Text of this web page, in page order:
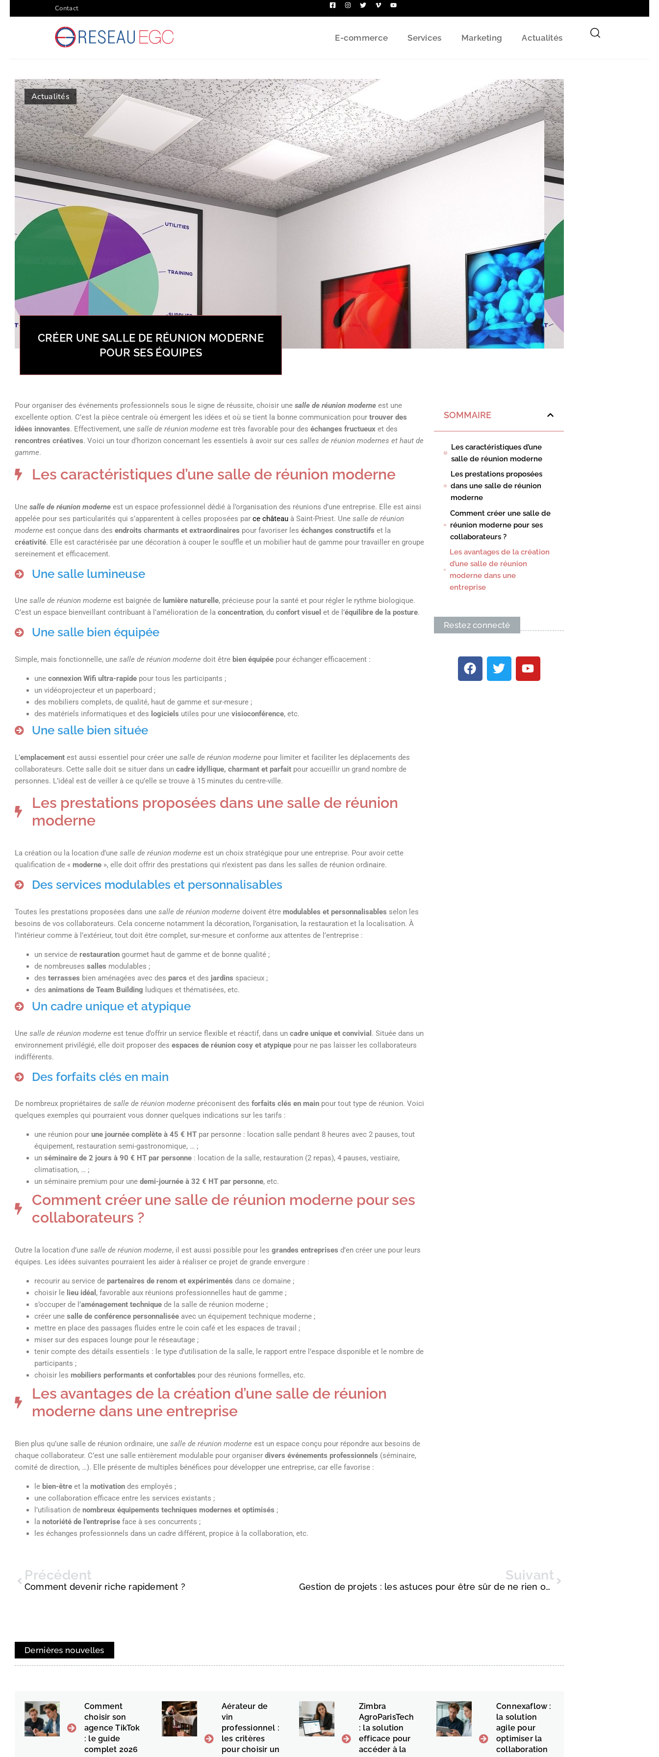
Contact
E-commerce Services Marketing Actualités
Actualités
CRÉER UNE SALLE DE RÉUNION MODERNE
POUR SES ÉQUIPES
Pour organiser des événements professionnels sous le signe de réussite, choisir une salle de réunion moderne est une
excellente option. C’est la pièce centrale où émergent les idées et où se tient la bonne communication pour trouver des
idées innovantes. Effectivement, une salle de réunion moderne est très favorable pour des échanges fructueux et des
rencontres créatives. Voici un tour d’horizon concernant les essentiels à avoir sur ces salles de réunion modernes et haut de
gamme.
Les caractéristiques d’une salle de réunion moderne
Une salle de réunion moderne est un espace professionnel dédié à l’organisation des réunions d’une entreprise. Elle est ainsi
appelée pour ses particularités qui s’apparentent à celles proposées par ce château à Saint-Priest. Une salle de réunion
moderne est conçue dans des endroits charmants et extraordinaires pour favoriser les échanges constructifs et la
créativité. Elle est caractérisée par une décoration à couper le souffle et un mobilier haut de gamme pour travailler en groupe
sereinement et efficacement.
Une salle lumineuse
Une salle de réunion moderne est baignée de lumière naturelle, précieuse pour la santé et pour régler le rythme biologique.
C’est un espace bienveillant contribuant à l’amélioration de la concentration, du confort visuel et de l’équilibre de la posture.
Une salle bien équipée
Simple, mais fonctionnelle, une salle de réunion moderne doit être bien équipée pour échanger efficacement :
une connexion Wifi ultra-rapide pour tous les participants ;
un vidéoprojecteur et un paperboard ;
des mobiliers complets, de qualité, haut de gamme et sur-mesure ;
des matériels informatiques et des logiciels utiles pour une visioconférence, etc.
Une salle bien située
L’emplacement est aussi essentiel pour créer une salle de réunion moderne pour limiter et faciliter les déplacements des
collaborateurs. Cette salle doit se situer dans un cadre idyllique, charmant et parfait pour accueillir un grand nombre de
personnes. L’idéal est de veiller à ce qu’elle se trouve à 15 minutes du centre-ville.
Les prestations proposées dans une salle de réunion
moderne
La création ou la location d’une salle de réunion moderne est un choix stratégique pour une entreprise. Pour avoir cette
qualification de « moderne », elle doit offrir des prestations qui n’existent pas dans les salles de réunion ordinaire.
Des services modulables et personnalisables
Toutes les prestations proposées dans une salle de réunion moderne doivent être modulables et personnalisables selon les
besoins de vos collaborateurs. Cela concerne notamment la décoration, l’organisation, la restauration et la localisation. À
l’intérieur comme à l’extérieur, tout doit être complet, sur-mesure et conforme aux attentes de l’entreprise :
un service de restauration gourmet haut de gamme et de bonne qualité ;
de nombreuses salles modulables ;
des terrasses bien aménagées avec des parcs et des jardins spacieux ;
des animations de Team Building ludiques et thématisées, etc.
Un cadre unique et atypique
Une salle de réunion moderne est tenue d’offrir un service flexible et réactif, dans un cadre unique et convivial . Située dans un
environnement privilégié, elle doit proposer des espaces de réunion cosy et atypique pour ne pas laisser les collaborateurs
indifférents.
Des forfaits clés en main
De nombreux propriétaires de salle de réunion moderne préconisent des forfaits clés en main pour tout type de réunion. Voici
quelques exemples qui pourraient vous donner quelques indications sur les tarifs :
une réunion pour une journée complète à 45 € HT par personne : location salle pendant 8 heures avec 2 pauses, tout
équipement, restauration semi-gastronomique, … ;
un séminaire de 2 jours à 90 € HT par personne : location de la salle, restauration (2 repas), 4 pauses, vestiaire,
climatisation, … ;
un séminaire premium pour une demi-journée à 32 € HT par personne, etc.
Comment créer une salle de réunion moderne pour ses
collaborateurs ?
Outre la location d’une salle de réunion moderne, il est aussi possible pour les grandes entreprises d’en créer une pour leurs
équipes. Les idées suivantes pourraient les aider à réaliser ce projet de grande envergure :
recourir au service de partenaires de renom et expérimentés dans ce domaine ;
choisir le lieu idéal , favorable aux réunions professionnelles haut de gamme ;
s’occuper de l’aménagement technique de la salle de réunion moderne ;
créer une salle de conférence personnalisée avec un équipement technique moderne ;
mettre en place des passages fluides entre le coin café et les espaces de travail ;
miser sur des espaces lounge pour le réseautage ;
tenir compte des détails essentiels : le type d’utilisation de la salle, le rapport entre l’espace disponible et le nombre de
participants ;
choisir les mobiliers performants et confortables pour des réunions formelles, etc.
Les avantages de la création d’une salle de réunion
moderne dans une entreprise
Bien plus qu’une salle de réunion ordinaire, une salle de réunion moderne est un espace conçu pour répondre aux besoins de
chaque collaborateur. C’est une salle entièrement modulable pour organiser divers événements professionnels (séminaire,
comité de direction, …). Elle présente de multiples bénéfices pour développer une entreprise, car elle favorise :
le bien-être et la motivation des employés ;
une collaboration efficace entre les services existants ;
l’utilisation de nombreux équipements techniques modernes et optimisés ;
la notoriété de l’entreprise face à ses concurrents ;
les échanges professionnels dans un cadre différent, propice à la collaboration, etc.
SOMMAIRE
Les caractéristiques d’une
salle de réunion moderne
Les prestations proposées
dans une salle de réunion
moderne
Comment créer une salle de
réunion moderne pour ses
collaborateurs ?
Les avantages de la création
d’une salle de réunion
moderne dans une
entreprise
Restez connecté
Précédent
Comment devenir riche rapidement ?
Suivant
Gestion de projets : les astuces pour être sûr de ne rien oublier
Dernières nouvelles
Comment
choisir son
agence TikTok
: le guide
complet 2026
Aérateur de
vin
professionnel :
les critères
pour choisir un
Zimbra
AgroParisTech
: la solution
efficace pour
accéder à la
Connexaflow :
la solution
agile pour
optimiser la
collaboration